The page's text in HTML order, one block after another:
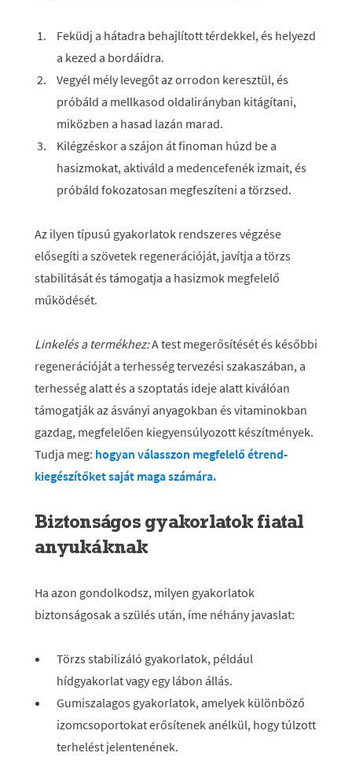
Feküdj a hátadra behajlított térdekkel, és helyezd
a kezed a bordáidra.
Vegyél mély levegőt az orrodon keresztül, és
próbáld a mellkasod oldalirányban kitágítani,
miközben a hasad lazán marad.
Kilégzéskor a szájon át finoman húzd be a
hasizmokat, aktiváld a medencefenék izmait, és
próbáld fokozatosan megfeszíteni a törzsed.
Az ilyen típusú gyakorlatok rendszeres végzése
elősegíti a szövetek regenerációját, javítja a törzs
stabilitását és támogatja a hasizmok megfelelő
működését.
Linkelés a termékhez:A test megerősítését és későbbi
regenerációját a terhesség tervezési szakaszában, a
terhesség alatt és a szoptatás ideje alatt kiválóan
támogatják az ásványi anyagokban és vitaminokban
gazdag, megfelelően kiegyensúlyozott készítmények.
Tudja meg: hogyan válasszon megfelelő étrend-
kiegészítőket saját maga számára.
Biztonságos gyakorlatok fiatal
anyukáknak
Ha azon gondolkodsz, milyen gyakorlatok
biztonságosak a szülés után, íme néhány javaslat:
Törzs stabilizáló gyakorlatok, például
hídgyakorlat vagy egy lábon állás.
Gumiszalagos gyakorlatok, amelyek különböző
izomcsoportokat erősítenek anélkül, hogy túlzott
terhelést jelentenének.